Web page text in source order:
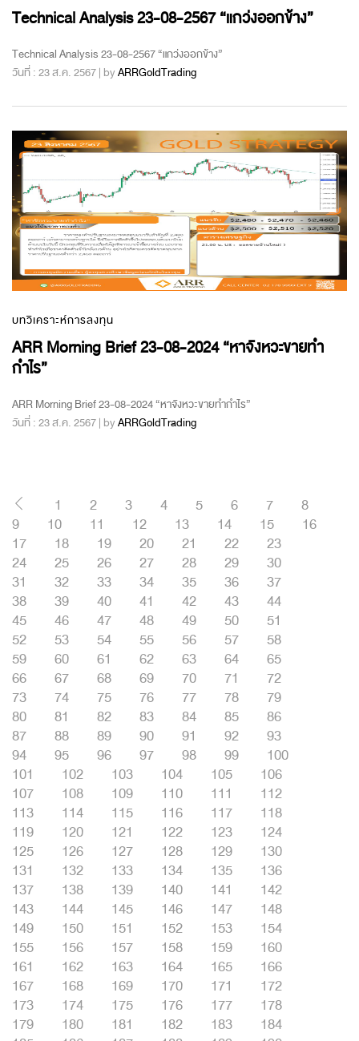
Technical Analysis 23-08-2567 “แกว่งออกข้าง”
Technical Analysis 23-08-2567 “แกว่งออกข้าง”
วันที่ : 23 ส.ค. 2567 | byARRGoldTrading
บทวิเคราะห์การลงทุน
ARR Morning Brief 23-08-2024 “หาจังหวะขายทำ
กำไร”
ARR Morning Brief 23-08-2024 “หาจังหวะขายทำกำไร”
วันที่ : 23 ส.ค. 2567 | byARRGoldTrading
1 2 3 4 5 6 7
8
9
10 11 12 13 14 15
16
17
18 19 20 21 22
23
24
25 26 27 28 29
30
31
32 33 34 35 36
37
38
39 40 41 42 43
44
45
46 47 48 49 50
51
52
53 54 55 56 57
58
59
60 61 62 63 64
65
66
67 68 69 70 71
72
73
74 75 76 77 78
79
80
81 82 83 84 85
86
87
88 89 90 91 92
93
94
95 96 97 98 99
100
101
102 103 104 105
106
107
108 109 110 111
112
113
114 115 116 117
118
119
120 121 122 123
124
125
126 127 128 129
130
131
132 133 134 135
136
137
138 139 140 141
142
143
144 145 146 147
148
149
150 151 152 153
154
155
156 157 158 159
160
161
162 163 164 165
166
167
168 169 170 171
172
173
174 175 176 177
178
179
180 181 182 183
184